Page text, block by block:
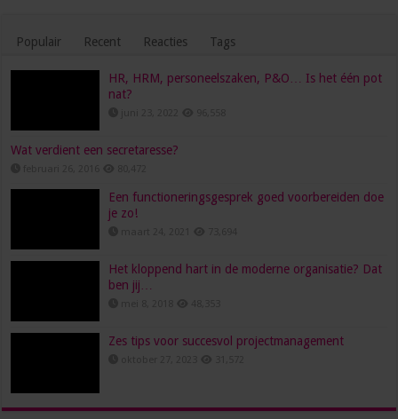
Populair Recent Reacties Tags
HR, HRM, personeelszaken, P&O… Is het één pot
nat?
Wat verdient een secretaresse?
Een functioneringsgesprek goed voorbereiden doe
je zo!
Het kloppend hart in de moderne organisatie? Dat
ben jij…
Zes tips voor succesvol projectmanagement